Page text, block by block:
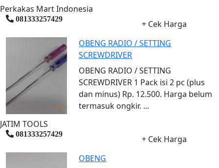
Perkakas Mart Indonesia
081333257429
+ Cek Harga
OBENG RADIO / SETTING
SCREWDRIVER
OBENG RADIO / SETTING
SCREWDRIVER 1 Pack isi 2 pc (plus
dan minus) Rp. 12.500. Harga belum
termasuk ongkir. ...
JATIM TOOLS
081333257429
+ Cek Harga
OBENG